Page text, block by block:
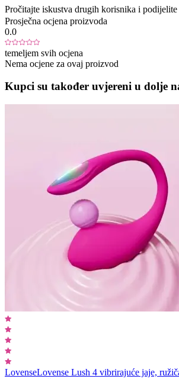
Pročitajte iskustva drugih korisnika i
Prosječna ocjena proizvoda
0.0
temeljem svih ocjena
Nema ocjene za ovaj proizvod
Kupci su također uvjereni u dolje
LovenseLovense Lush 4 vibrirajuće jaje,